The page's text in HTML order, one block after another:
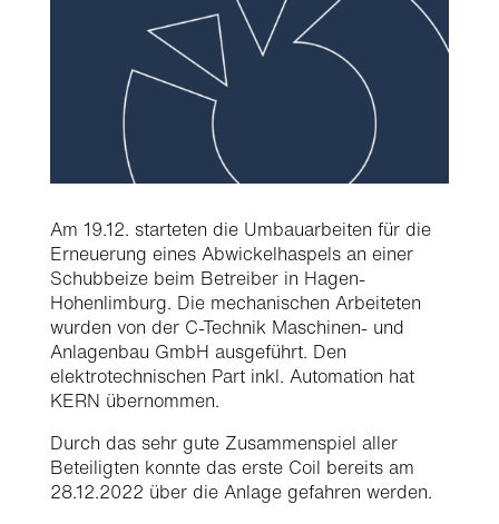
Am 19.12. starteten die Umbauarbeiten für die
Erneuerung eines Abwickelhaspels an einer
Schubbeize beim Betreiber in Hagen-
Hohenlimburg. Die mechanischen Arbeiteten
wurden von der C-Technik Maschinen- und
Anlagenbau GmbH ausgeführt. Den
elektrotechnischen Part inkl. Automation hat
KERN übernommen.
Durch das sehr gute Zusammenspiel aller
Beteiligten konnte das erste Coil bereits am
28.12.2022 über die Anlage gefahren werden.